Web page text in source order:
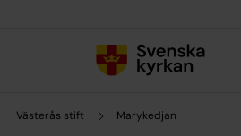
Västerås stift Marykedjan